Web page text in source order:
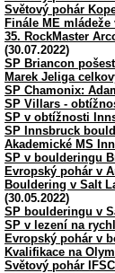
Světový pohár
Finále ME
35. RockMaster
(30.07.2022)
SP Briancon
Marek Jeliga
SP Chamonix:
SP Villars -
SP v obtížnosti
SP Innsbruck
Akademické MS
SP v boulderingu
Evropský pohár v
Bouldering v Salt
(30.05.2022)
SP boulderingu v
SP v lezení na
Evropský pohár v
Kvalifikace na
Světový pohár